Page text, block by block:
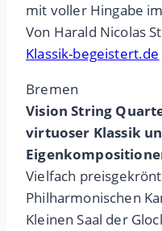
mit voller Hingabe
Von Harald Nicolas
Klassik-begeistert.de
Bremen
Vision String
virtuoser Klassik
Vielfach
Philharmonischen
Kleinen Saal der